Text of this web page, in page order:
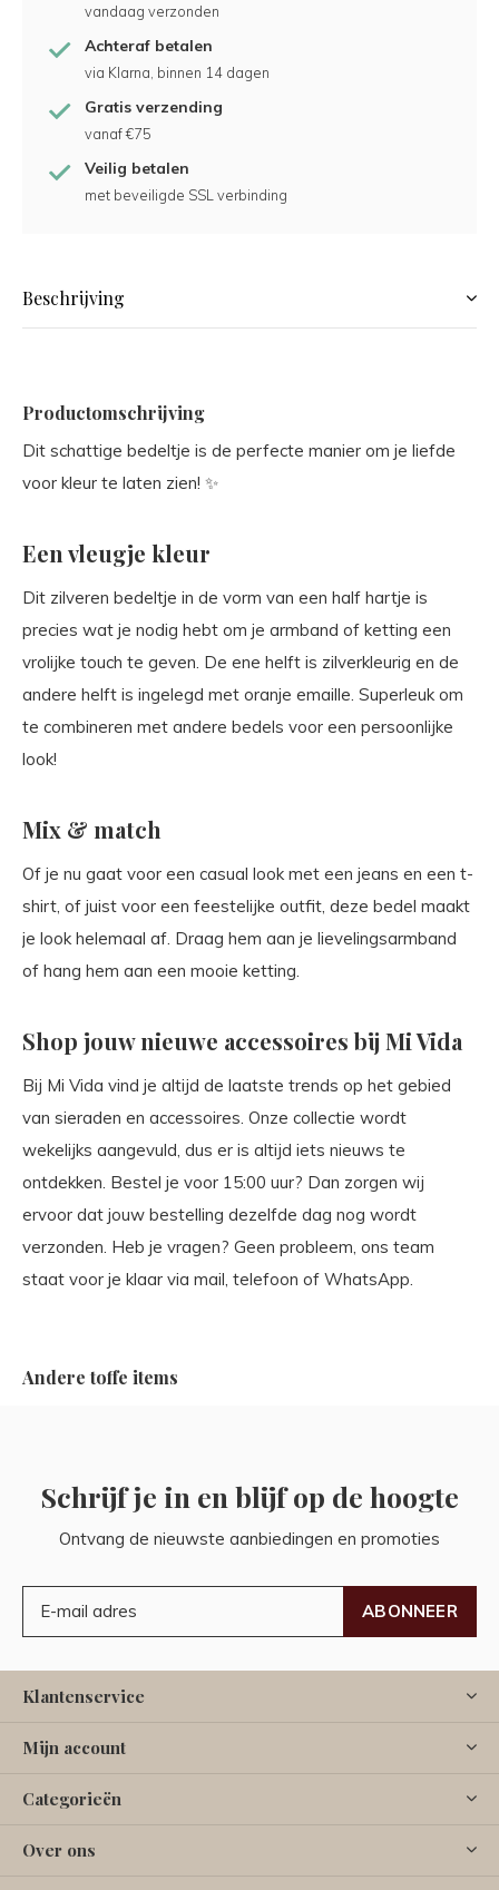
vandaag verzonden
Achteraf betalen
via Klarna, binnen 14 dagen
Gratis verzending
vanaf €75
Veilig betalen
met beveiligde SSL verbinding
Beschrijving
Productomschrijving
Dit schattige bedeltje is de perfecte manier om je liefde
voor kleur te laten zien! ✨
Een vleugje kleur
Dit zilveren bedeltje in de vorm van een half hartje is
precies wat je nodig hebt om je armband of ketting een
vrolijke touch te geven. De ene helft is zilverkleurig en de
andere helft is ingelegd met oranje emaille. Superleuk om
te combineren met andere bedels voor een persoonlijke
look!
Mix & match
Of je nu gaat voor een casual look met een jeans en een t-
shirt, of juist voor een feestelijke outfit, deze bedel maakt
je look helemaal af. Draag hem aan je lievelingsarmband
of hang hem aan een mooie ketting.
Shop jouw nieuwe accessoires bij Mi Vida
Bij Mi Vida vind je altijd de laatste trends op het gebied
van sieraden en accessoires. Onze collectie wordt
wekelijks aangevuld, dus er is altijd iets nieuws te
ontdekken. Bestel je voor 15:00 uur? Dan zorgen wij
ervoor dat jouw bestelling dezelfde dag nog wordt
verzonden. Heb je vragen? Geen probleem, ons team
staat voor je klaar via mail, telefoon of WhatsApp.
Andere toffe items
Schrijf je in en blijf op de hoogte
Ontvang de nieuwste aanbiedingen en promoties
ABONNEER
Klantenservice
Mijn account
Categorieën
Over ons